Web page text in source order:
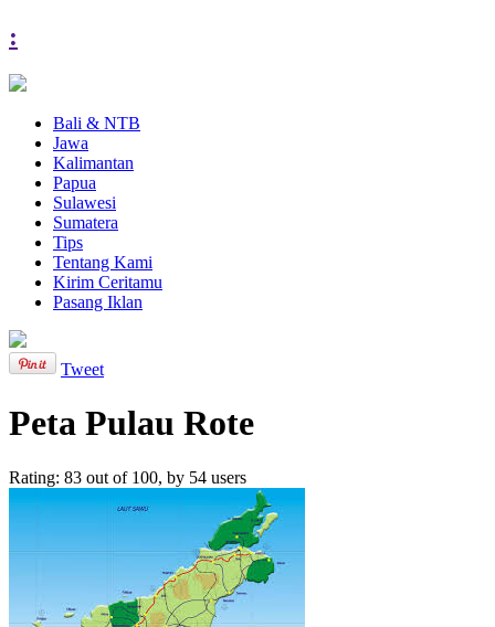
:
Bali & NTB
Jawa
Kalimantan
Papua
Sulawesi
Sumatera
Tips
Tentang Kami
Kirim Ceritamu
Pasang Iklan
Tweet
Peta Pulau Rote
Rating: 83 out of 100, by 54 users